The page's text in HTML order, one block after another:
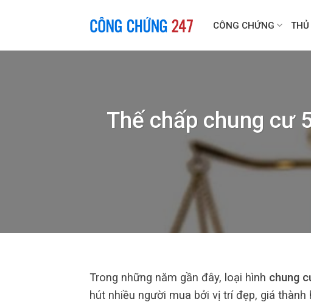
CÔNG CHỨNG THỦ
Thế chấp chung cư
Trong những năm gần đây, loại hình chung
hút nhiều người mua bởi vị trí đẹp, giá